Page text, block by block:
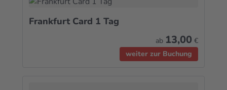
Frankfurt Card 1 Tag
ab 13,00 €
weiter zur Buchung